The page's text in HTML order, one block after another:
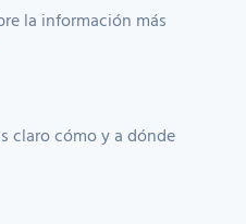
la información más
claro cómo y a dónde